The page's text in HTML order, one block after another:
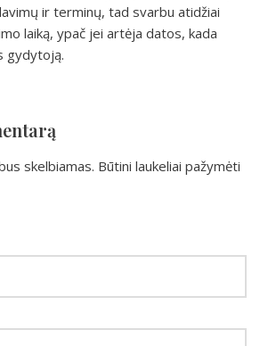
ir terminų, tad svarbu atidžiai
laiką, ypač jei artėja datos, kada
gydytoją.
skelbiamas. Būtini laukeliai pažymėti